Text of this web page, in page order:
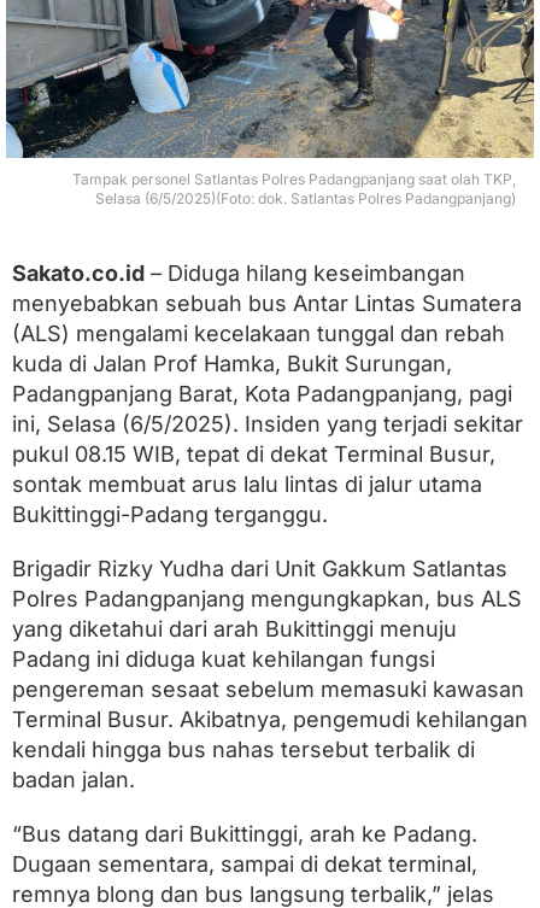
i
P
a
d
a
n
g
p
a
n
g
,
S
e
j
u
m
l
a
h
e
u
m
p
a
n
g
T
e
p
i
t
Tampak personel Satlantas Polres Padangpanjang saat olah TKP,
Selasa (6/5/2025)(Foto: dok. Satlantas Polres Padangpanjang)
Sakato.co.id – Diduga hilang keseimbangan
menyebabkan sebuah bus Antar Lintas Sumatera
(ALS) mengalami kecelakaan tunggal dan rebah
kuda di Jalan Prof Hamka, Bukit Surungan,
Padangpanjang Barat, Kota Padangpanjang, pagi
ini, Selasa (6/5/2025). Insiden yang terjadi sekitar
pukul 08.15 WIB, tepat di dekat Terminal Busur,
sontak membuat arus lalu lintas di jalur utama
Bukittinggi-Padang terganggu.
Brigadir Rizky Yudha dari Unit Gakkum Satlantas
Polres Padangpanjang mengungkapkan, bus ALS
yang diketahui dari arah Bukittinggi menuju
Padang ini diduga kuat kehilangan fungsi
pengereman sesaat sebelum memasuki kawasan
Terminal Busur. Akibatnya, pengemudi kehilangan
kendali hingga bus nahas tersebut terbalik di
badan jalan.
“Bus datang dari Bukittinggi, arah ke Padang.
Dugaan sementara, sampai di dekat terminal,
remnya blong dan bus langsung terbalik,” jelas